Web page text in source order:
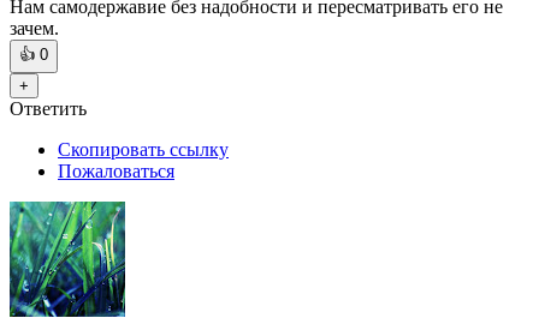
Нам самодержавие без надобности и пересматривать его не
зачем.
👍 0
+
Ответить
Скопировать ссылку
Пожаловаться